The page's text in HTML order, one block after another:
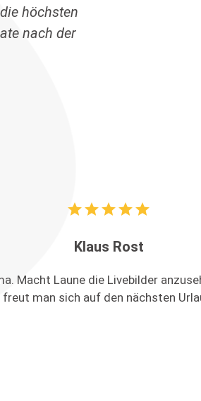
höchsten
nach der
starstarstarstarstar
Klaus Rost
Macht Laune die Livebilder
freut man sich auf den nächsten